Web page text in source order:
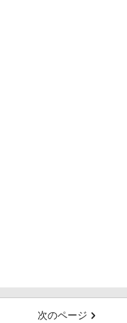
次のページ